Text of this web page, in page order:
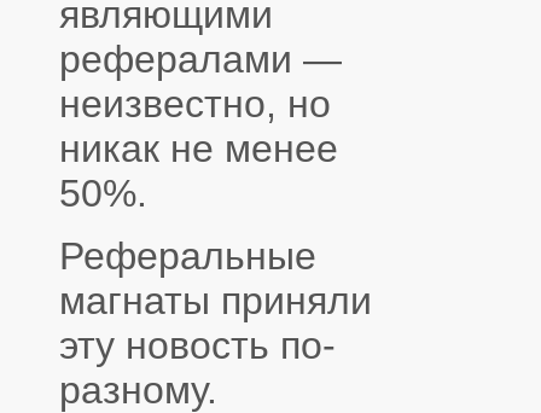
являющими
рефералами —
неизвестно, но
никак не менее
50%.
Реферальные
магнаты приняли
эту новость по-
разному.